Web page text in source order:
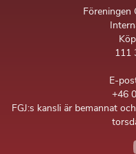
Föreningen
111
E-
+46
FGJ:s kansli är bemannat